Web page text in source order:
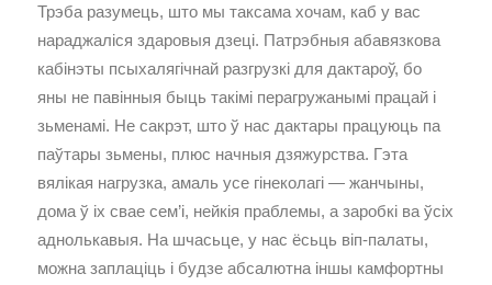
Трэба разумець, што мы таксама хочам, каб у вас
нараджаліся здаровыя дзеці. Патрэбныя абавязкова
кабінэты псыхалягічнай разгрузкі для дактароў, бо
яны не павінныя быць такімі перагружанымі працай і
зьменамі. Не сакрэт, што ў нас дактары працуюць па
паўтары зьмены, плюс начныя дзяжурства. Гэта
вялікая нагрузка, амаль усе гінеколагі — жанчыны,
дома ў іх свае сем’і, нейкія праблемы, а заробкі ва ўсіх
аднолькавыя. На шчасьце, у нас ёсьць віп-палаты,
можна заплаціць і будзе абсалютна іншы камфортны